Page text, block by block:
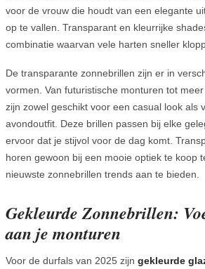
voor de vrouw die houdt van een elegante
op te vallen. Transparant en kleurrijke
combinatie waarvan vele harten sneller
De transparante zonnebrillen zijn er in
vormen. Van futuristische monturen tot
zijn zowel geschikt voor een casual look als
avondoutfit. Deze brillen passen bij elke
ervoor dat je stijvol voor de dag komt.
horen gewoon bij een mooie optiek te koop
nieuwste zonnebrillen trends aan te bieden.
Gekleurde Zonnebrillen:
aan je monturen
Voor de durfals van 2025 zijn gekleurde